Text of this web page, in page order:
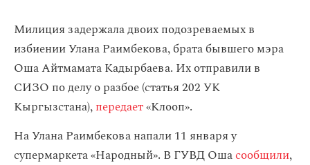
​​Милиция задержала двоих подозреваемых в
избиении Улана Раимбекова, брата бывшего мэра
Оша Айтмамата Кадырбаева. Их отправили в
СИЗО по делу о разбое (статья 202 УК
Кыргызстана),передает«Клооп».
На Улана Раимбекова напали 11 января у
супермаркета «Народный». В ГУВД Ошасообщили,